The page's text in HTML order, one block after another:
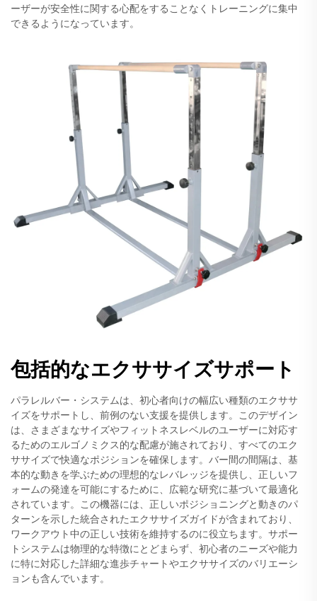
ーザーが安全性に関する心配をすることなくトレーニングに集中
できるようになっています。
包括的なエクササイズサポート
パラレルバー・システムは、初心者向けの幅広い種類のエクササ
イズをサポートし、前例のない支援を提供します。このデザイン
は、さまざまなサイズやフィットネスレベルのユーザーに対応す
るためのエルゴノミクス的な配慮が施されており、すべてのエク
ササイズで快適なポジションを確保します。バー間の間隔は、基
本的な動きを学ぶための理想的なレバレッジを提供し、正しいフ
ォームの発達を可能にするために、広範な研究に基づいて最適化
されています。この機器には、正しいポジショニングと動きのパ
ターンを示した統合されたエクササイズガイドが含まれており、
ワークアウト中の正しい技術を維持するのに役立ちます。サポー
トシステムは物理的な特徴にとどまらず、初心者のニーズや能力
に特に対応した詳細な進歩チャートやエクササイズのバリエーシ
ョンも含んでいます。